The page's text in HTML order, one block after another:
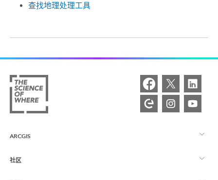
查找地理处理工具
ARCGIS
ArcGIS 概览
社区